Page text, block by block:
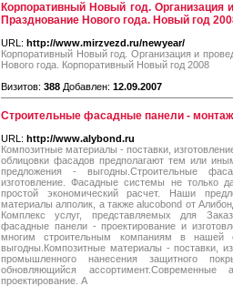
Корпоративный Новый год. Организация
Празднование Нового года. Новый год
URL: http://www.mirzvezd.ru/newyear/
Корпоративный Новый год. Организация и
Нового года. Корпоративный Новый год 2008
Визитов: 388 Добавлен: 12.09.2007
Строительные фасадные панели -
URL: http://www.alybond.ru
Композитные материалы - поставки,
облицовки фасадов предполагают тем или
предложения - выгодны.Строительные
изготовление. Фасадные системы не только
простой экономический расчет. Наши
материалы алполик, а также alucobond от
Комплекс услуг, представляемых для
фасадные панели - проектирование и
многим строительным компаниям в
выгодны.Композитные материалы - поставки,
промышленного нанесения защитного
обновляющийся
проектирование. A